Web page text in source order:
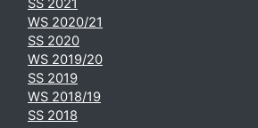
SS 2021
WS 2020/21
SS 2020
WS 2019/20
SS 2019
WS 2018/19
SS 2018